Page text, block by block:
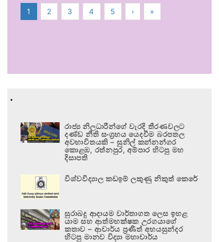
1 2 3 4 5 › »
.
රාජ්‍ය නිලධාරීන්ගේ වැරදි තීරණවලට
දණ්ඩ නීති සංග්‍රහය යෙදවීම බරපතල
අවභාවිතයකි – සුනිල් කන්නන්ගර
කොළඹ, රත්නපුර, අම්පාර හිටපු මහ
දිසාපති
විශ්වවිද්‍යාල කඩඉම් ලකුණු නිකුත් කෙරේ
සුරාබදු ආදායම වාර්තාගත ලෙස ඉහළ
යාම සහ ආත්මභක්ෂක උරගයාගේ
කතාව – ආචාර්ය ප්‍රණීත් අභයසුන්දර
හිටපු මානව විද්‍යා මහාචාර්ය